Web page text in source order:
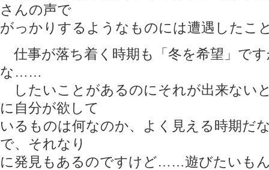
さんの声で
がっかりするようなものには遭遇したこ
仕事が落ち着く時期も「冬を希望」で
な……
したいことがあるのにそれが出来ない
に自分が欲して
いるものは何なのか、よく見える時期だ
で、それなり
に発見もあるのですけど……遊びたいも